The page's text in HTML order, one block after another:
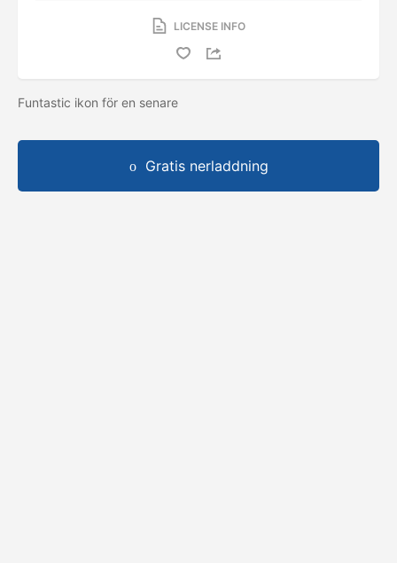
LICENSE INFO
Funtastic ikon för en senare
Gratis nerladdning